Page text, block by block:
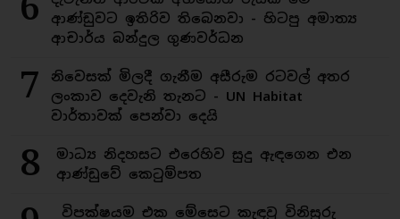
ආණ්ඩුවට ඉතිරිව තිබෙනවා - හිටපු අමාත්‍ය
ආචාර්ය බන්දුල ගුණවර්ධන
7
නිවෙසක් මිලදී ගැනීම අසීරුම රටවල් අතර
ලංකාව දෙවැනි තැනට - UN Habitat
වාර්තාවක් පෙන්වා දෙයි
8
මාධ්‍ය නිදහසට එරෙහිව සුදු ඇඳගෙන එන
ආණ්ඩුවේ කෙටුම්පත
විපක්ෂයම එක මේසෙට කැඳවූ විනිසුරු